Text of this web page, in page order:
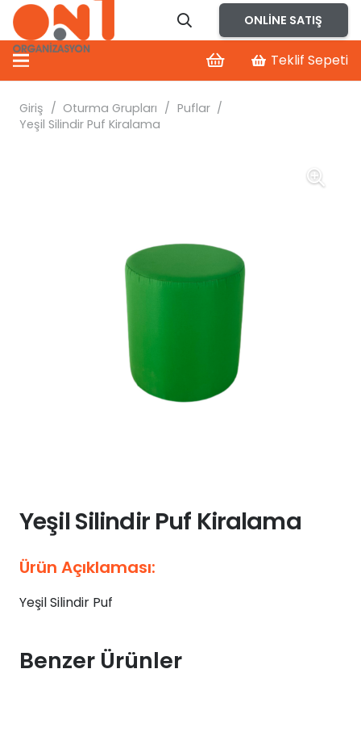
ONLINE SATIŞ
Teklif Sepeti
Giriş / Oturma Grupları / Puflar /
Yeşil Silindir Puf Kiralama
Yeşil Silindir Puf Kiralama
Ürün Açıklaması:
Yeşil Silindir Puf
Benzer Ürünler